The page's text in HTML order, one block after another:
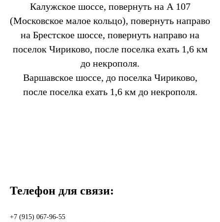
Калужское шоссе, повернуть на А 107
(Московское малое кольцо), повернуть направо
на Брестское шоссе, повернуть направо на
поселок Чириково, после поселка ехать 1,6 км
до некрополя.
Варшавское шоссе, до поселка Чириково,
после поселка ехать 1,6 км до некрополя.
Телефон для связи:
+7 (915) 067-96-55